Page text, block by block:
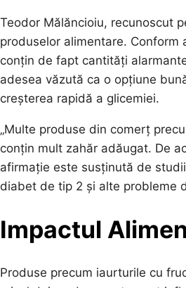
Teodor Mălăncioiu, recunoscut
produselor alimentare. Conform
conțin de fapt cantități
adesea văzută ca o opțiune
creșterea rapidă a glicemiei.
„Multe produse din comerț
conțin mult zahăr adăugat. De
afirmație este susținută de
diabet de tip 2 și alte probleme
Impactul
Produse precum iaurturile cu